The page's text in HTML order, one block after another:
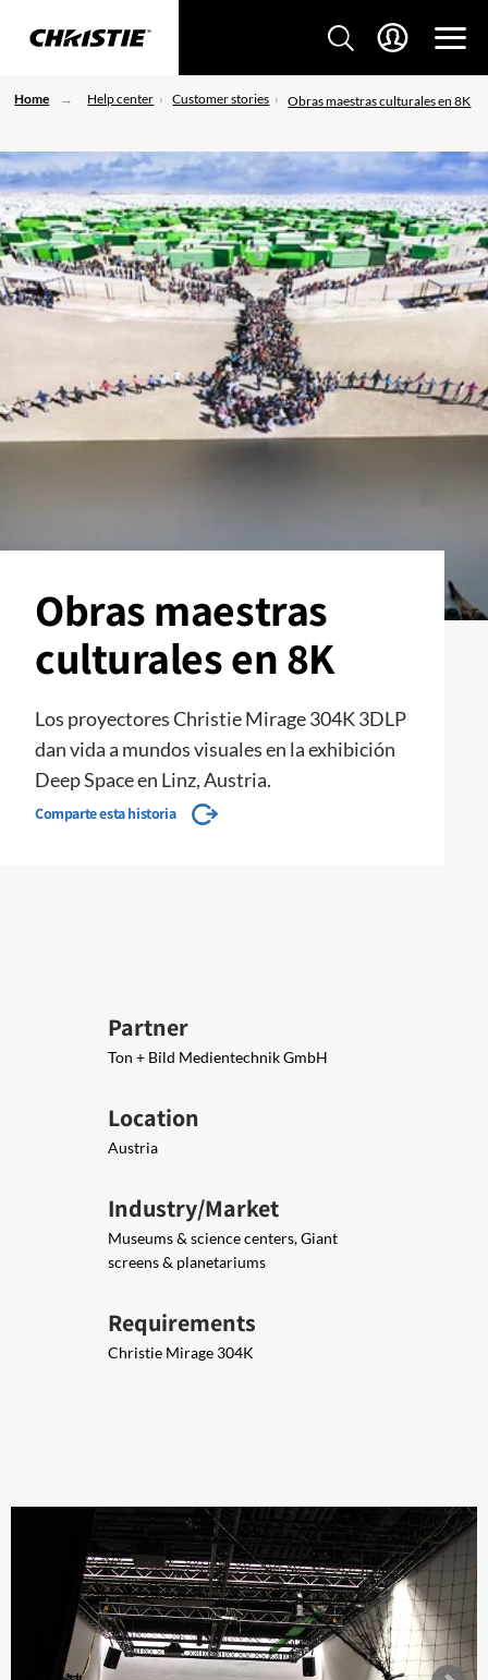
Home Help center Customer stories Obras maestras culturales en 8K
Obras maestras
culturales en 8K
Los proyectores Christie Mirage 304K 3DLP
dan vida a mundos visuales en la exhibición
Deep Space en Linz, Austria.
Comparte esta historia
Partner
Ton + Bild Medientechnik GmbH​
Location
Austria
Industry/Market
Museums & science centers, Giant
screens & planetariums
Requirements
Christie Mirage 304K​